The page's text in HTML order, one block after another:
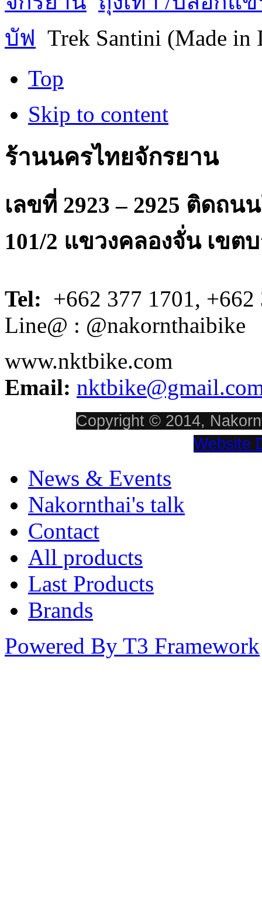
บัฟ Trek Santini (Made in
Top
Skip to content
ร้านนครไทยจักรยาน
เลขที่ 2923 – 2925 ติดถ
101/2 แขวงคลองจั่น เขต
Tel: +662 377 1701,
Line@ : @nakornthaibike
www.nktbike.com
Email:
Copyright © 2014,
Website
News & Events
Nakornthai's talk
Contact
All products
Last Products
Brands
Powered By T3 Framework